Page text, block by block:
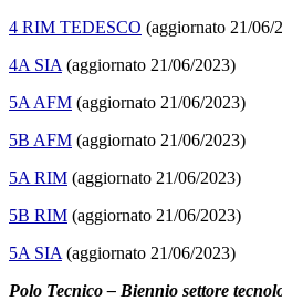
4 RIM TEDESCO (aggiornato 21/06/
4A SIA (aggiornato 21/06/2023)
5A AFM (aggiornato 21/06/2023)
5B AFM (aggiornato 21/06/2023)
5A RIM (aggiornato 21/06/2023)
5B RIM (aggiornato 21/06/2023)
5A SIA (aggiornato 21/06/2023)
Polo Tecnico – Biennio settore